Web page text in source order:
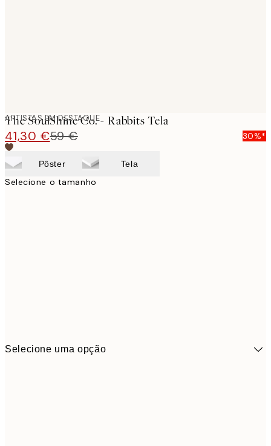
ARTISTAS EM DESTAQUE
The SoulShine Co. - Rabbits Tela
41,30 €59 € 30%*
Pôster Tela
Selecione o tamanho
Selecione uma opção